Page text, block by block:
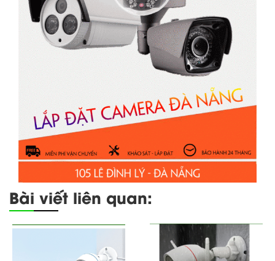
Bài viết liên quan: